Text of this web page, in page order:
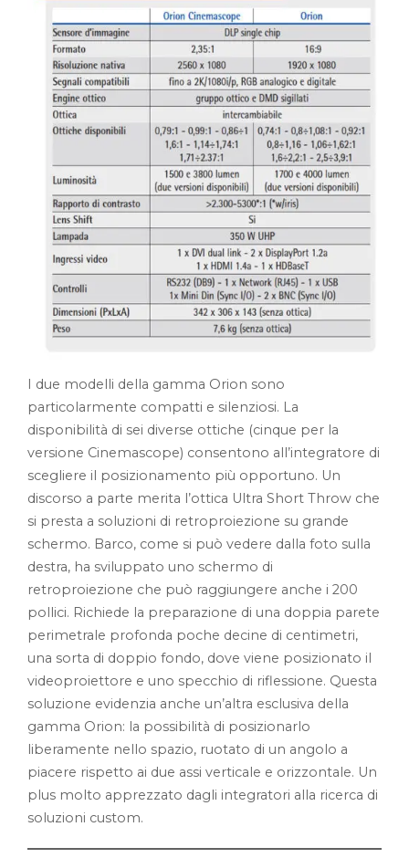
I due modelli della gamma Orion sono
particolarmente compatti e silenziosi. La
disponibilità di sei diverse ottiche (cinque per la
versione Cinemascope) consentono all’integratore di
scegliere il posizionamento più opportuno. Un
discorso a parte merita l’ottica Ultra Short Throw che
si presta a soluzioni di retroproiezione su grande
schermo. Barco, come si può vedere dalla foto sulla
destra, ha sviluppato uno schermo di
retroproiezione che può raggiungere anche i 200
pollici. Richiede la preparazione di una doppia parete
perimetrale profonda poche decine di centimetri,
una sorta di doppio fondo, dove viene posizionato il
videoproiettore e uno specchio di riflessione. Questa
soluzione evidenzia anche un’altra esclusiva della
gamma Orion: la possibilità di posizionarlo
liberamente nello spazio, ruotato di un angolo a
piacere rispetto ai due assi verticale e orizzontale. Un
plus molto apprezzato dagli integratori alla ricerca di
soluzioni custom.